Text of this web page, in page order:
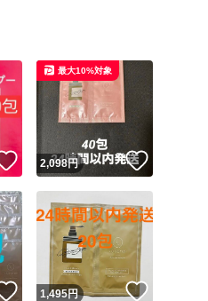
いいね！
2,098円
最大10%対象
いいね！
1,495円